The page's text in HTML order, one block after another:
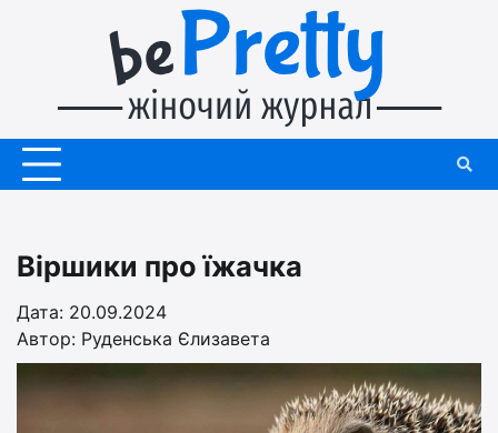
Віршики про їжачка
Дата: 20.09.2024
Автор: Руденська Єлизавета